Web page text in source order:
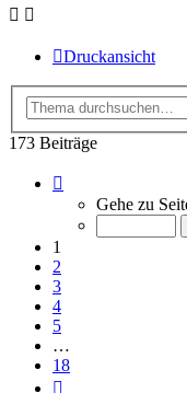
Druckansicht
173 Beiträge
von
Gehe zu
1
2
3
4
5
…
18